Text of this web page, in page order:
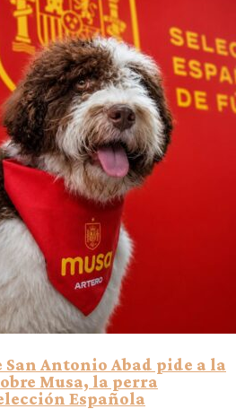
San Antonio Abad pide a la
Musa, la perra
Española